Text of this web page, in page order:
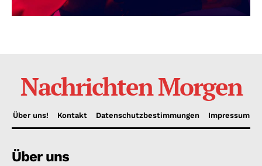
Nachrichten Morgen
Über uns! Kontakt Datenschutzbestimmungen Impressum
Über uns